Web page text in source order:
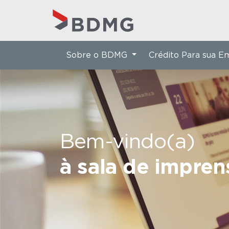
Bem-vindo(a)
à sala de
Sobre o BDMG Crédito Para sua